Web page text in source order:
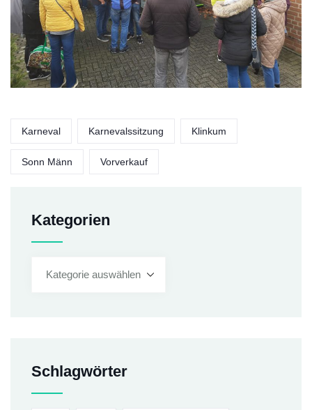
Karneval Karnevalssitzung Klinkum
Sonn Männ Vorverkauf
Kategorien
Schlagwörter